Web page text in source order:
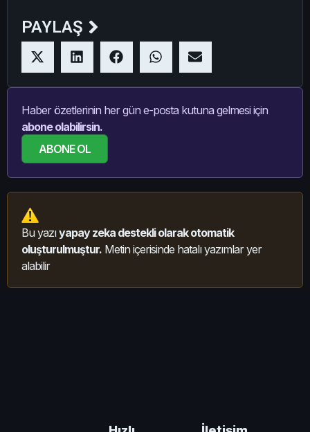
PAYLAŞ
Haber özetlerinin her gün e-posta kutuna gelmesi için
abone olabilirsin.
ABONE OL
Bu yazıyapay zeka destekli olarak otomatik
oluşturulmuştur. Metin içerisinde hatalı yazımlar yer
alabilir